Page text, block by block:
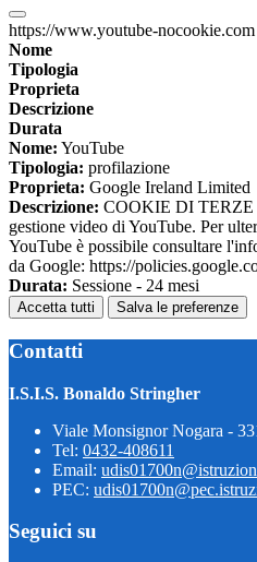
https://www.youtube-nocookie.com
Nome
Tipologia
Proprieta
Descrizione
Durata
Nome: YouTube
Tipologia: profilazione
Proprieta: Google Ireland Limited
Descrizione: COOKIE DI TERZE
gestione video di YouTube. Per
YouTube è possibile consultare
da Google: https://
Durata: Sessione - 24 mesi
Accetta tutti Salva le preferenze
Contatti
I.S.I.S. Bonaldo Stringher
Viale Monsignor Nogara -
Tel: 0432-408611
Email:
PEC:
Seguici su